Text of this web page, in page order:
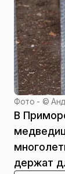
Фото - ©
В
держат